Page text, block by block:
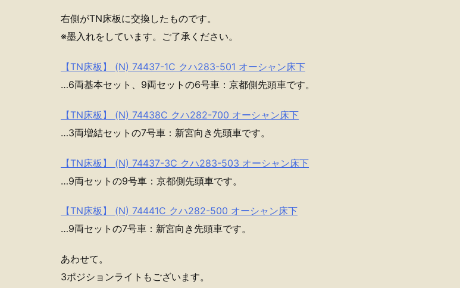
右側がTN床板に交換したものです。
※墨入れをしています。ご了承ください。
【TN床板】 (N) 74437-1C クハ283-501 オーシャン床下
…6両基本セット、9両セットの6号車：京都側先頭車です。
【TN床板】 (N) 74438C クハ282-700 オーシャン床下
…3両増結セットの7号車：新宮向き先頭車です。
【TN床板】 (N) 74437-3C クハ283-503 オーシャン床下
…9両セットの9号車：京都側先頭車です。
【TN床板】 (N) 74441C クハ282-500 オーシャン床下
…9両セットの7号車：新宮向き先頭車です。
あわせて。
3ポジションライトもございます。